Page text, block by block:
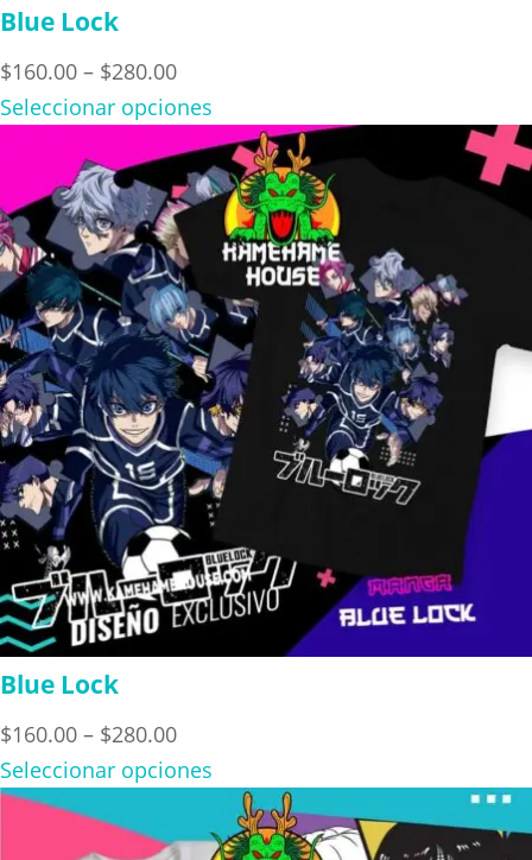
Blue Lock
$160.00 – $280.00Price
range:
$160.00
through
$280.00
Seleccionar opciones
Blue Lock
$160.00 – $280.00Price
range:
$160.00
through
Seleccionar opciones